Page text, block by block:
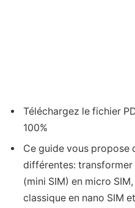
Téléchargez le fichier
100%
Ce guide vous propose
différentes: transformer
(mini SIM) en micro
classique en nano SIM